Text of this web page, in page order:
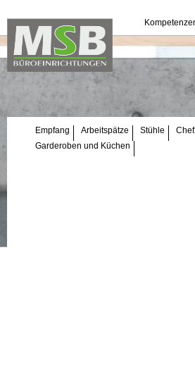
überspringen
überspringenEmpfang Arbeitspätze Stühle
Garderoben und Küchen